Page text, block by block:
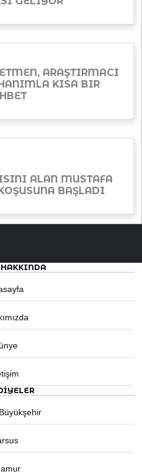
ARAŞTIRMACI
KISA BIR
ALAN MUSTAFA
BAŞLADI
HAKKINDA